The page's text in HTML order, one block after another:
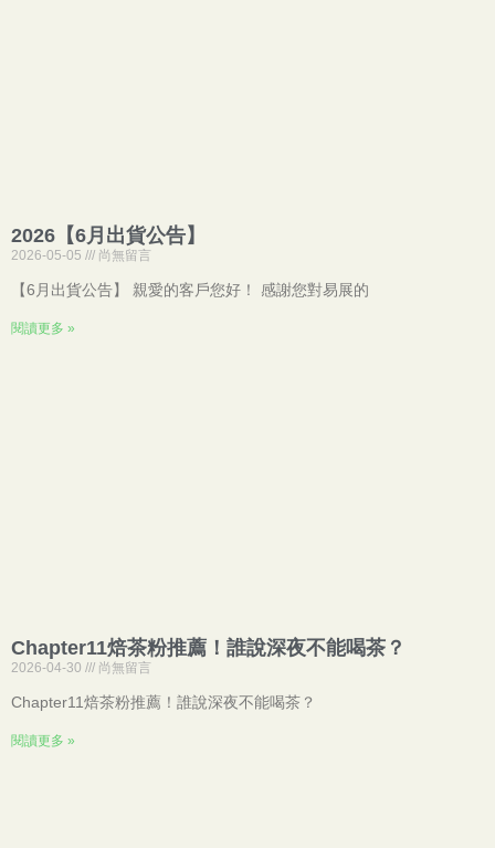
2026【6月出貨公告】
2026-05-05 尚無留言
【6月出貨公告】 親愛的客戶您好！ 感謝您對易展的
閱讀更多 »
Chapter11焙茶粉推薦！誰說深夜不能喝茶？
2026-04-30 尚無留言
Chapter11焙茶粉推薦！誰說深夜不能喝茶？
閱讀更多 »